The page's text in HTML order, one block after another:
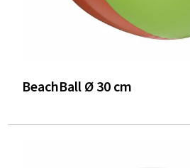
BeachBall Ø 30 cm